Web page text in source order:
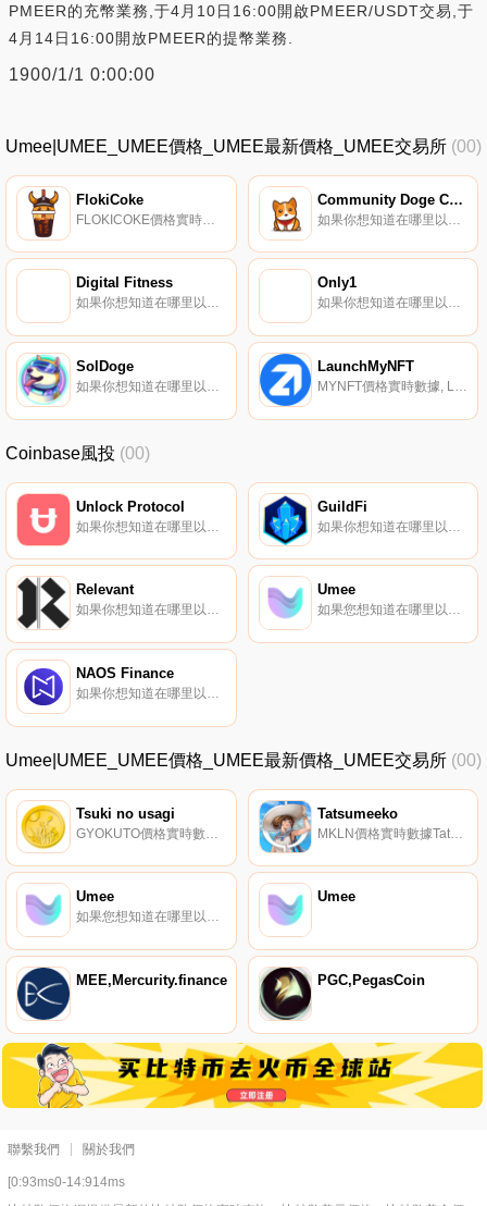
PMEER的充幣業務,于4月10日16:00開啟PMEER/USDT交易,于
4月14日16:00開放PMEER的提幣業務.
1900/1/1 0:00:00
Umee|UMEE_UMEE價格_UMEE最新價格_UMEE交易所 (00)
FlokiCoke
FLOKICOKE價格實時數據, FlokiCoke建立在幣安智能鏈上,是首批與制造商合作生產軟飲料的Floki表情包代幣項目之一。FlokiCoke旨在成為軟飲料行業中最知名、使用最多的加密貨幣.
Community Doge Coin
Digital Fitness
如果你想知道在哪里以當前價格購買Digital Fitness,目前交易{Digital Fitness]股票的頂級加密貨幣交易所是CoinTiger、MEXC、Bilaxy和QuickSwap。您可以在我們的加密貨幣交易所頁面上找到其他列表.
Only1
如果你想知道在哪里以當前價格購買Only1,目前交易{Only1]股票的頂級加密貨幣交易所是KuCoin、Gate.io、HuoLIKE、MEXC和BKEX。您可以在我們的加密貨幣交易所頁面上找到其他列表.
SolDoge
如果你想知道在哪里以當前價格購買SolDoge,目前交易{SolDoge]股票的頂級加密貨幣交易所是Bitrue、CoinTiger、Orca和Raydium。您可以在我們的加密貨幣交易所頁面上找到其他列表.
LaunchMyNFT
MYNFT價格實時數據, LaunchMyNFT是第一個完全自動化的NFT生成器。這個革命性的新平臺使創作者能夠在不到5分鐘的時間內推出任何規模或任何媒體的NFT藏品。需要像無聊猿一樣隨機收集嗎？LaunchMyNFT也有這個功能,它都由${MYNFT｝代幣提供動力.
Coinbase風投 (00)
Unlock Protocol GuildFi
Relevant
如果你想知道在哪里以當前價格購買Relevant,目前交易{Relevant]股票的頂級加密貨幣交易所是Uniswap（V2）。您可以在我們的加密貨幣交易所頁面上找到其他列表。Relevant是一款基于質量而非點擊量管理信息的應用程序.
Umee
如果您想知道在哪里以當前價格購買Umee,目前交易｛UMEEnname｝股票的頂級加密貨幣交易所是OKX、BTCEX、DigiFinex、BingX和Gate.io。您可以在我們的加密貨幣交易所頁面上找到其他交易所.
NAOS Finance
如果你想知道在哪里以當前價格購買NAOS Finance,目前交易{NAOS Finance]股票的頂級加密貨幣交易所是Bitrue、LBank、Gate.io、MEXC和PancakeSwap（V2）。您可以在我們的加密貨幣交易所頁面上找到其他列表.
Umee|UMEE_UMEE價格_UMEE最新價格_UMEE交易所 (00)
Tsuki no usagi
GYOKUTO價格實時數據滿月上可見的黑點據說像生活在月球上的兔子。玉兎.
Tatsumeeko
Umee
如果您想知道在哪里以當前價格購買Umee,目前交易｛UMEEnname｝股票的頂級加密貨幣交易所是OKX、BTCEX、DigiFinex、BingX和Gate.io。您可以在我們的加密貨幣交易所頁面上找到其他交易所.
Umee
MEE,Mercurity.finance PGC,PegasCoin
聯繫我們 關於我們
[0:93ms0-14:914ms